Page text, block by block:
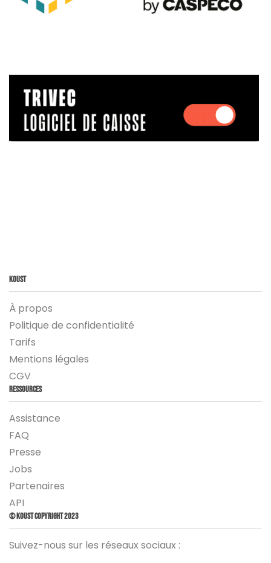
Koust
À propos
Politique de confidentialité
Tarifs
Mentions légales
CGV
Ressources
Assistance
FAQ
Presse
Jobs
Partenaires
API
© Koust Copyright 2023
Suivez-nous sur les réseaux sociaux :